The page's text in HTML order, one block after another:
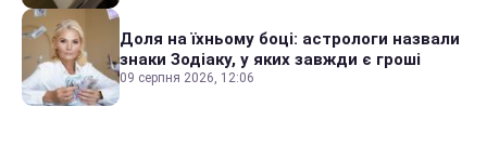
Доля на їхньому боці: астрологи назвали
знаки Зодіаку, у яких завжди є гроші
09 серпня 2026, 12:06